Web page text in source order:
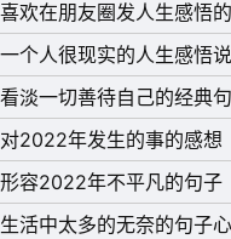
14、别总因为迁就别人
你总弯腰。弯腰的时间
你的不重要。
15、往后余生，愿你不
风雨雨，任凭时光荏苒
喜欢在朋友圈发人生感悟
一个人很现实的人生感悟
看淡一切善待自己的经典
对2022年发生的事的感想
形容2022年不平凡的句子
生活中太多的无奈的句子